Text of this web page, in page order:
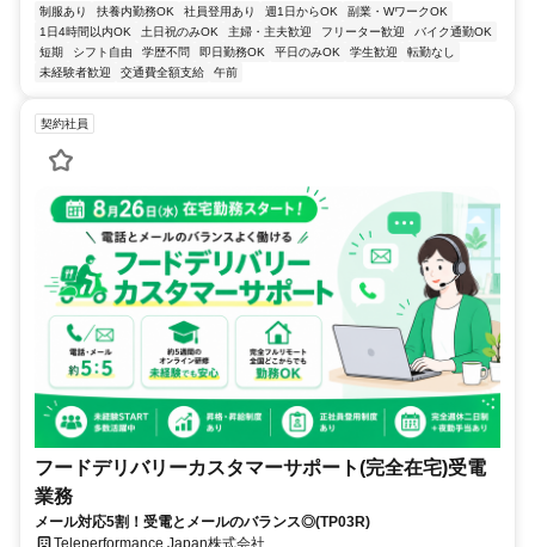
制服あり 扶養内勤務OK 社員登用あり 週1日からOK
副業・WワークOK
1日4時間以内OK
土日祝のみOK 主婦・主夫歓迎 フリーター歓迎
バイク通勤OK
短期
シフト自由 学歴不問 即日勤務OK 平日のみOK 学生歓迎
転勤なし
未経験者歓迎
交通費全額支給 午前
契約社員
フードデリバリーカスタマーサポート(完全在宅)受電
業務
メール対応5割！受電とメールのバランス◎(TP03R)